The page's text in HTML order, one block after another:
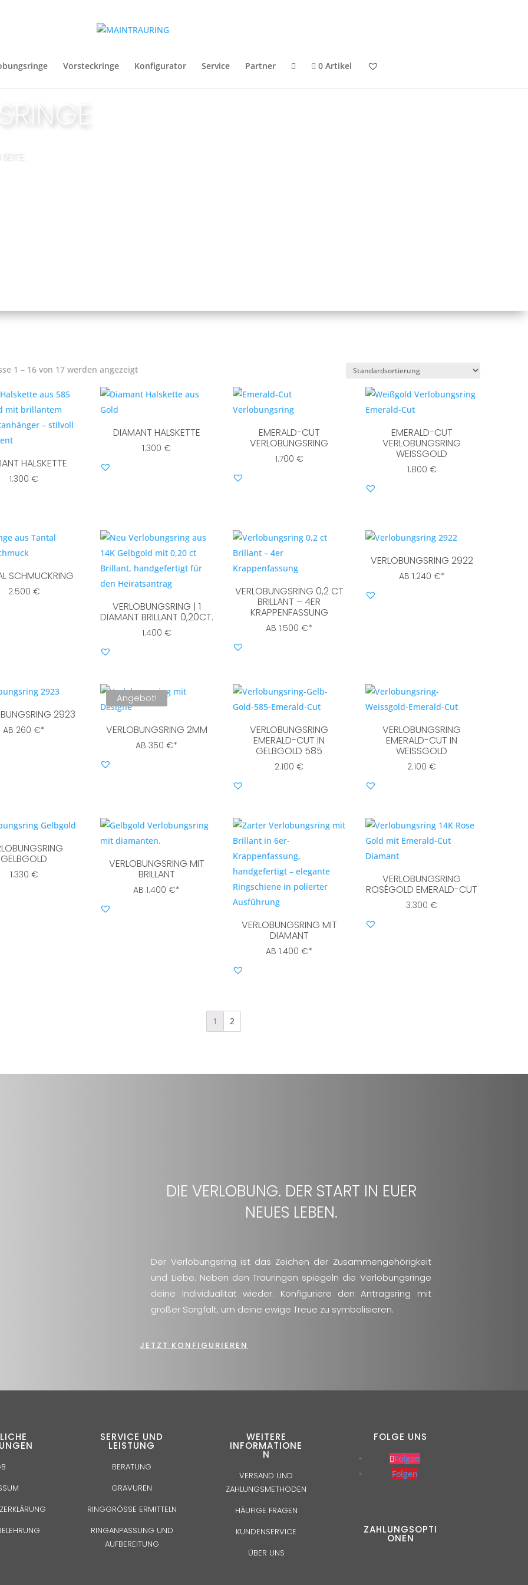
Vorsteckringe Konfigurator Service Partner 0 Artikel
1 – 16 von 17 werden angezeigt
HALSKETTE
1.300€
DIAMANT HALSKETTE
1.300€
EMERALD-CUT
VERLOBUNGSRING
1.700 €
EMERALD-CUT
VERLOBUNGSRING
WEISSGOLD
1.800 €
SCHMUCKRING
2.500 €
VERLOBUNGSRING | 1
DIAMANT BRILLANT 0,20CT.
1.400 €
VERLOBUNGSRING 0,2 CT
BRILLANT – 4ER
KRAPPENFASSUNG
AB1.500€*
VERLOBUNGSRING 2922
AB 1.240 €*
2923
AB 260€*
Angebot!
VERLOBUNGSRING 2MM
AB350€*
VERLOBUNGSRING
EMERALD-CUT IN
GELBGOLD 585
2.100€
VERLOBUNGSRING
EMERALD-CUT IN
WEISSGOLD
2.100€
GELBGOLD
1.330 €
VERLOBUNGSRING MIT
BRILLANT
AB1.400€*
VERLOBUNGSRING MIT
DIAMANT
AB1.400€*
VERLOBUNGSRING
ROSÉGOLD EMERALD-CUT
3.300€
1 2
DIE VERLOBUNG. DER START IN EUER
NEUES LEBEN.
Der Verlobungsring ist das Zeichen der Zusammengehörigkeit
und Liebe. Neben den Trauringen spiegeln die Verlobungsringe
deine Individualität wieder. Konfiguriere den Antragsring mit
großer Sorgfalt, um deine ewige Treue zu symbolisieren.
JETZT KONFIGURIEREN
SERVICE UND
LEISTUNG
BERATUNG
GRAVUREN
RINGGRÖSSE ERMITTELN
RINGANPASSUNG UND
AUFBEREITUNG
WEITERE
INFORMATIONE
N
VERSAND UND
ZAHLUNGSMETHODEN
HÄUFIGE FRAGEN
KUNDENSERVICE
ÜBER UNS
FOLGE UNS
Folgen
Folgen
ZAHLUNGSOPTI
ONEN